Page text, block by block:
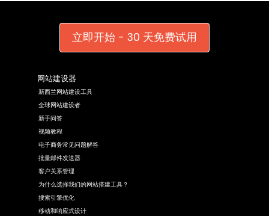
立即开始 - 30 天免费试用
网站建设器
新西兰网站建设工具
全球网站建设者
新手问答
视频教程
电子商务常见问题解答
批量邮件发送器
客户关系管理
为什么选择我们的网站搭建工具？
搜索引擎优化
移动和响应式设计